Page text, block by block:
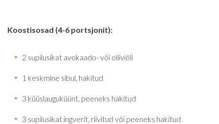
Koostisosad (4-6 portsjonit):
2 supilusikat avokaado- või oliiviõli
1 keskmine sibul, hakitud
3 küüslauguküünt, peeneks hakitud
3 supilusikat ingverit, riivitud või peeneks hakitud